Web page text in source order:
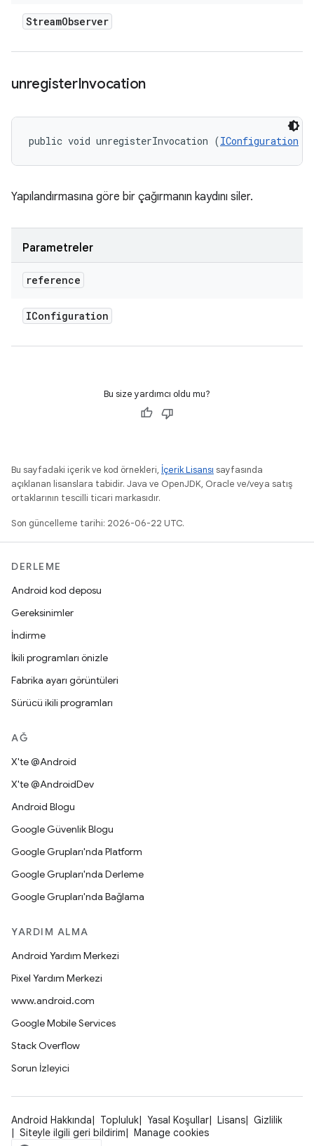
StreamObserver
unregisterInvocation
public void unregisterInvocation (IConfiguration
Yapılandırmasına göre bir çağırmanın kaydını siler.
Parametreler
reference
IConfiguration
Bu size yardımcı oldu mu?
Bu sayfadaki içerik ve kod örnekleri, İçerik Lisansı sayfasında
açıklanan lisanslara tabidir. Java ve OpenJDK, Oracle ve/veya satış
ortaklarının tescilli ticari markasıdır.
Son güncelleme tarihi: 2026-06-22 UTC.
DERLEME
Android kod deposu
Gereksinimler
İndirme
İkili programları önizle
Fabrika ayarı görüntüleri
Sürücü ikili programları
AĞ
X'te @Android
X'te @AndroidDev
Android Blogu
Google Güvenlik Blogu
Google Grupları'nda Platform
Google Grupları'nda Derleme
Google Grupları'nda Bağlama
YARDIM ALMA
Android Yardım Merkezi
Pixel Yardım Merkezi
www.android.com
Google Mobile Services
Stack Overflow
Sorun İzleyici
Android Hakkında Topluluk Yasal Koşullar Lisans
Gizlilik
Siteyle ilgili geri bildirim
Manage cookies